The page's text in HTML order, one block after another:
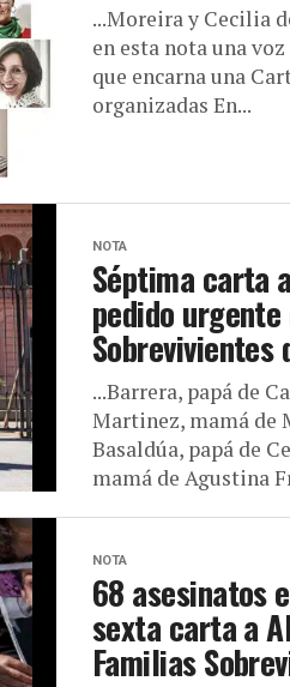
...Moreira y Cecilia
en esta nota una
que encarna una
organizadas En...
NOTA
Séptima carta
pedido
Sobrevivientes
...Barrera, papá de
Martinez, mamá de
Basaldúa, papá de
mamá de Agustina
NOTA
68 asesinatos
sexta carta a
Familias